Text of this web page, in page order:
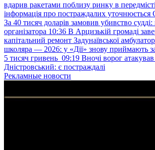
вдарив ракетами поблизу ринку в
інформація про постраждалих
За 40 тисяч доларів замовив убивство
організатора 10:36 В Арцизькій громаді
капітальний ремонт Задунаївської
школяра — 2026: у «Дії» знову приймають
5 тисяч гривень 09:19 Вночі ворог
Дністровський: є постраждалі
Рекламные новости